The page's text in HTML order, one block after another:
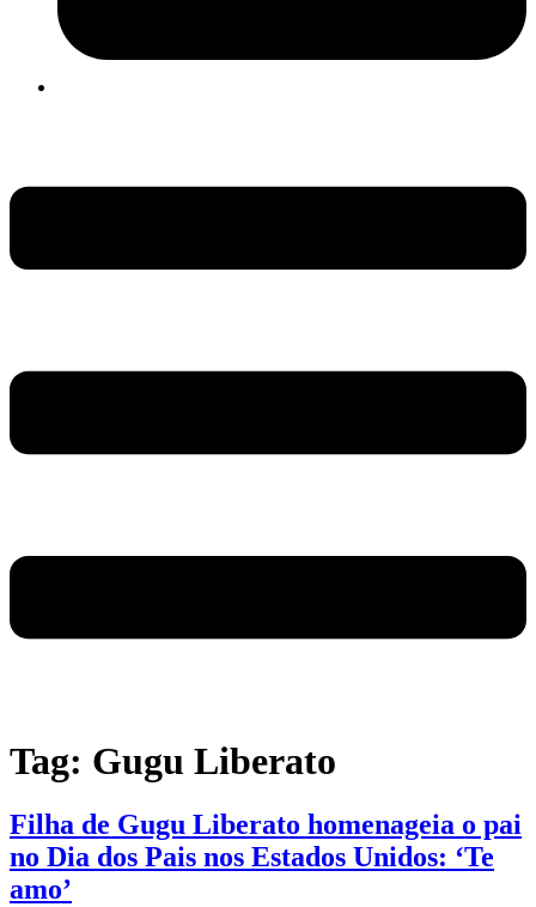
Tag: Gugu Liberato
Filha de Gugu Liberato homenageia o pai
no Dia dos Pais nos Estados Unidos: ‘Te
amo’